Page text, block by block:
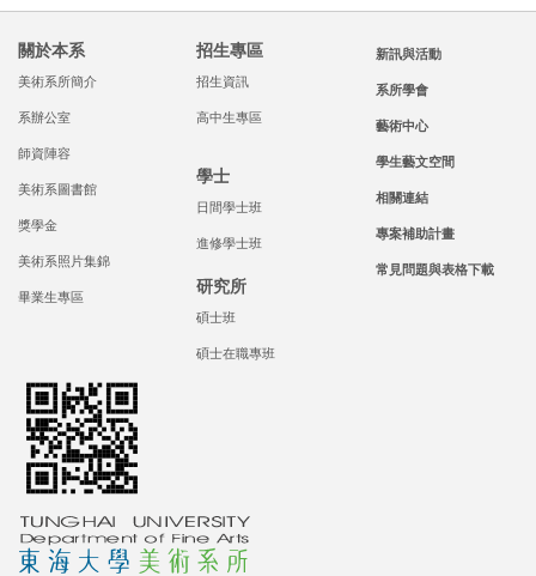
關於本系
美術系所簡介
系辦公室
師資陣容
美術系圖書館
獎學金
美術系照片集錦
畢業生專區
招生專區
招生資訊
高中生專區
學士
日間學士班
進修學士班
研究所
碩士班
碩士在職專班
新訊與活動
系所學會
藝術中心
學生藝文空間
相關連結
專案補助計畫
常見問題與表格下載